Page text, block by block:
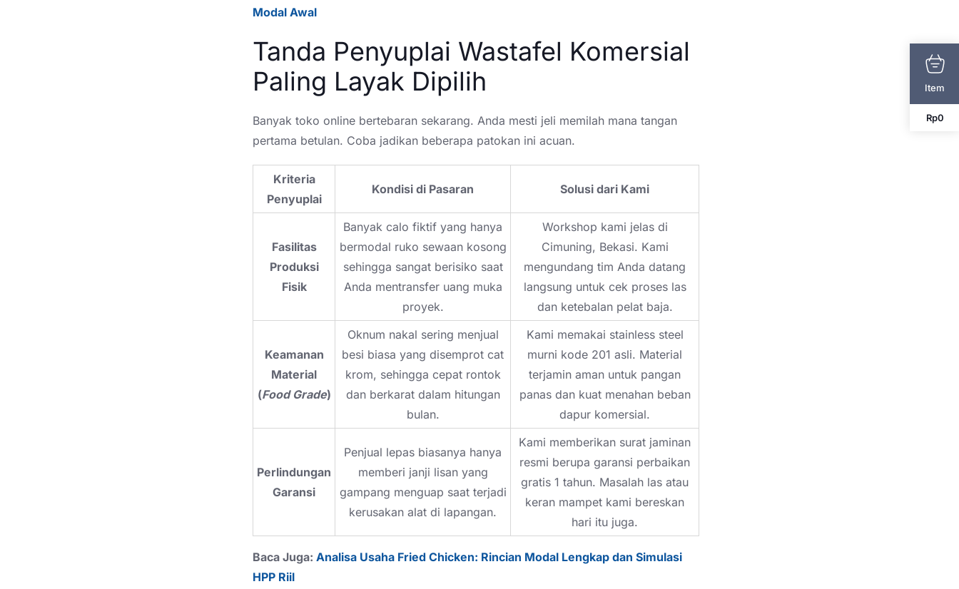
Modal Awal
Tanda Penyuplai Wastafel Komersial
Paling Layak Dipilih
Banyak toko online bertebaran sekarang. Anda mesti jeli memilah mana tangan
pertama betulan. Coba jadikan beberapa patokan ini acuan.
Kriteria
Penyuplai
Kondisi di Pasaran Solusi dari Kami
Fasilitas
Produksi
Fisik
Banyak calo fiktif yang hanya
bermodal ruko sewaan kosong
sehingga sangat berisiko saat
Anda mentransfer uang muka
proyek.
Workshop kami jelas di
Cimuning, Bekasi. Kami
mengundang tim Anda datang
langsung untuk cek proses las
dan ketebalan pelat baja.
Keamanan
Material
(Food Grade)
Oknum nakal sering menjual
besi biasa yang disemprot cat
krom, sehingga cepat rontok
dan berkarat dalam hitungan
bulan.
Kami memakai stainless steel
murni kode 201 asli. Material
terjamin aman untuk pangan
panas dan kuat menahan beban
dapur komersial.
Perlindungan
Garansi
Penjual lepas biasanya hanya
memberi janji lisan yang
gampang menguap saat terjadi
kerusakan alat di lapangan.
Kami memberikan surat jaminan
resmi berupa garansi perbaikan
gratis 1 tahun. Masalah las atau
keran mampet kami bereskan
hari itu juga.
Baca Juga: Analisa Usaha Fried Chicken: Rincian Modal Lengkap dan Simulasi
HPP Riil
Item
Rp0